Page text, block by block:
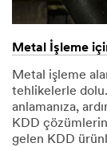
Metal İşleme
Metal işleme
tehlikelerle
anlamanıza,
KDD
gelen KDD